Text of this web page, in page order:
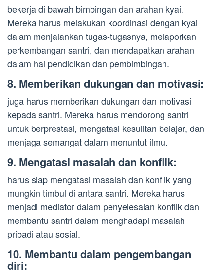
bekerja di bawah bimbingan dan arahan kyai.
Mereka harus melakukan koordinasi dengan kyai
dalam menjalankan tugas-tugasnya, melaporkan
perkembangan santri, dan mendapatkan arahan
dalam hal pendidikan dan pembimbingan.
8. Memberikan dukungan dan motivasi:
juga harus memberikan dukungan dan motivasi
kepada santri. Mereka harus mendorong santri
untuk berprestasi, mengatasi kesulitan belajar, dan
menjaga semangat dalam menuntut ilmu.
9. Mengatasi masalah dan konflik:
harus siap mengatasi masalah dan konflik yang
mungkin timbul di antara santri. Mereka harus
menjadi mediator dalam penyelesaian konflik dan
membantu santri dalam menghadapi masalah
pribadi atau sosial.
10. Membantu dalam pengembangan
diri: